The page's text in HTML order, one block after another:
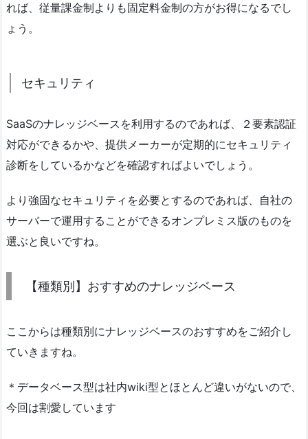
れば、従量課金制よりも固定料金制の方がお得になるでし
ょう。
セキュリティ
SaaSのナレッジベースを利用するのであれば、２要素認証
対応ができるかや、提供メーカーが定期的にセキュリティ
診断をしているかなどを確認すればよいでしょう。
より強固なセキュリティを必要とするのであれば、自社の
サーバーで運用することができるオンプレミス版のものを
選ぶと良いですね。
【種類別】おすすめのナレッジベース
ここからは種類別にナレッジベースのおすすめをご紹介し
ていきますね。
＊データベース型は社内wiki型とほとんど違いがないので、
今回は割愛しています